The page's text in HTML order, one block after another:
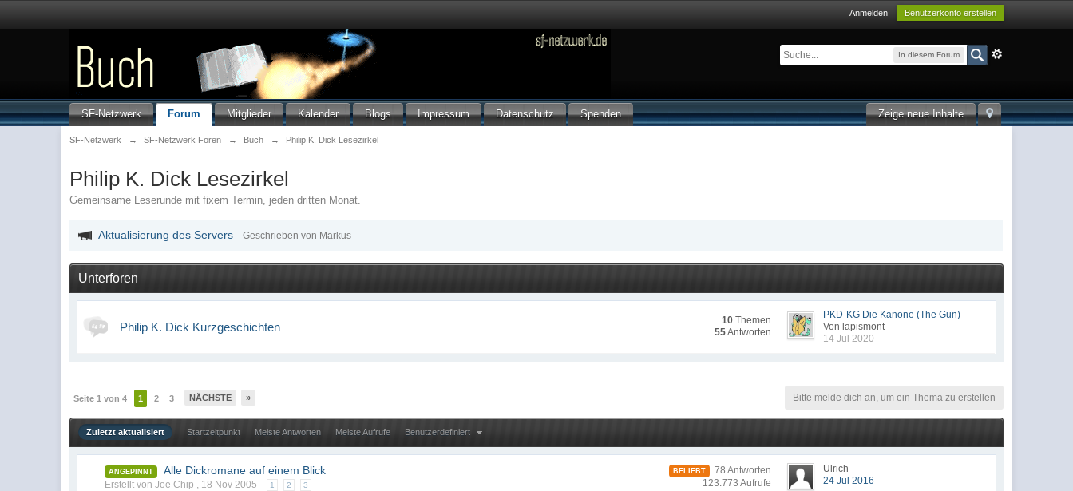
Anmelden Benutzerkonto erstellen
In diesem Forum
Zeige neue Inhalte
SF-Netzwerk Forum Mitglieder Kalender Blogs Impressum Datenschutz Spenden
SF-Netzwerk → SF-Netzwerk Foren → Buch → Philip K. Dick Lesezirkel
Philip K. Dick Lesezirkel
Gemeinsame Leserunde mit fixem Termin, jeden dritten Monat.
Aktualisierung des Servers Geschrieben von Markus
Unterforen
Philip K. Dick Kurzgeschichten 10 Themen
55Antworten
PKD-KG Die Kanone (The Gun)
Von lapismont
14 Jul 2020
Seite 1 von 4 1 2 3 NÄCHSTE » Bitte melde dich an, um ein Thema zu erstellen
Zuletzt aktualisiert Startzeitpunkt Meiste Antworten Meiste Aufrufe Benutzerdefiniert
ANGEPINNT Alle Dickromane auf einem Blick
Erstellt von Joe Chip , 18 Nov 2005 1 2 3
BELIEBT
78 Antworten
123.773 Aufrufe
Ulrich
24 Jul 2016